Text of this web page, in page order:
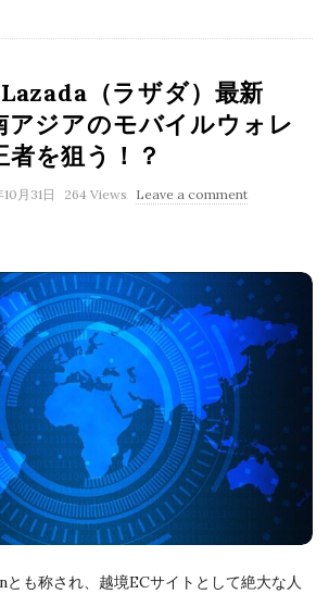
（ラザダ）最新
アジアのモバイルウォレ
者を狙う！？
月31日 264 Views Leave a comment
も称され、越境ECサイトとして絶大な人